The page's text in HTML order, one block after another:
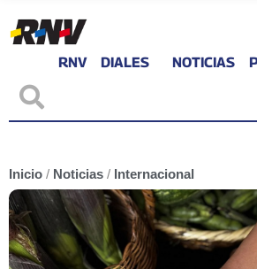
RNV DIALES NOTICIAS
Inicio / Noticias / Internacional